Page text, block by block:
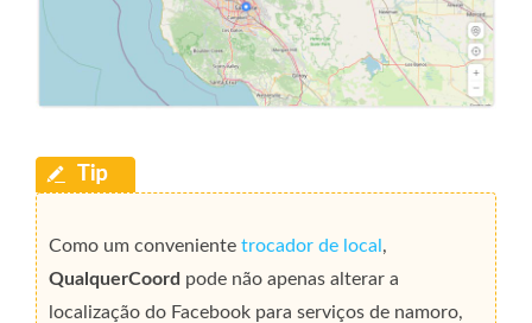
Como um conveniente trocador de local ,
QualquerCoord pode não apenas alterar a
localização do Facebook para serviços de namoro,